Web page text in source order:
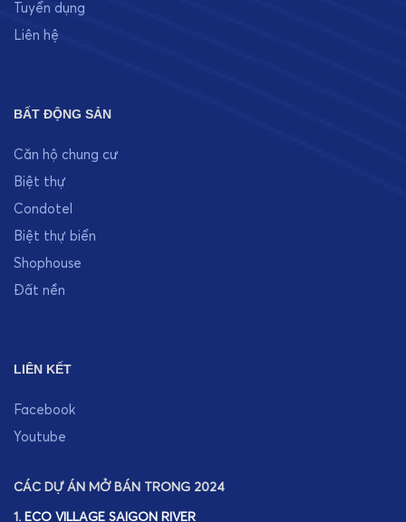
Tuyển dụng
Liên hệ
BẤT ĐỘNG SẢN
Căn hộ chung cư
Biệt thự
Condotel
Biệt thự biển
Shophouse
Đất nền
LIÊN KẾT
Facebook
Youtube
CÁC DỰ ÁN MỞ BÁN TRONG 2024
1. ECO VILLAGE SAIGON RIVER